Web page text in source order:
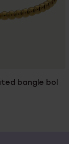
bangle bol